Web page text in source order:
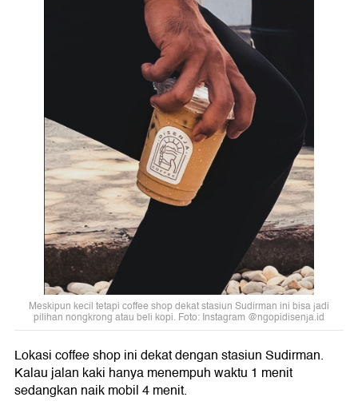
Meskipun kecil tetapi coffee shop dekat stasiun Sudirman ini bisa jadi
pilihan nongkrong atau beli kopi. Foto: Instagram @ngopidisenja.id
Lokasi coffee shop ini dekat dengan stasiun Sudirman.
Kalau jalan kaki hanya menempuh waktu 1 menit
sedangkan naik mobil 4 menit.